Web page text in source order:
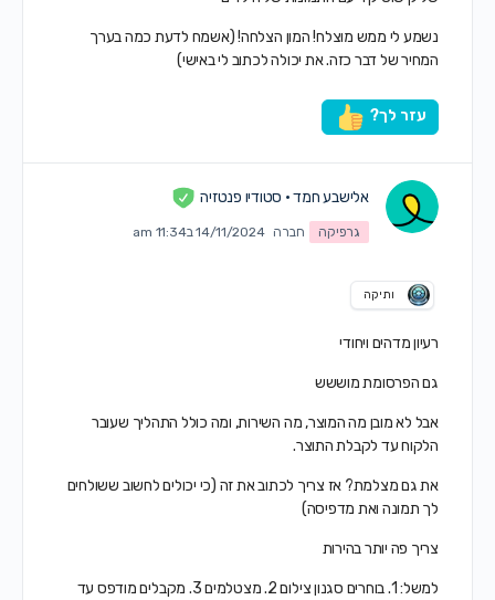
נשמע לי ממש מוצלח! המון הצלחה! (אשמח לדעת כמה בערך
המחיר של דבר כזה. את יכולה לכתוב לי באישי)
עזר לך?
אלישבע חמד • סטודיו פנטזיה
גרפיקה חברה 14/11/2024 ב11:34 am
ותיקה
רעיון מדהים ויחודי
גם הפרסומת מוששש
אבל לא מובן מה המוצר, מה השירות, ומה כולל התהליך שעובר
הלקוח עד לקבלת התוצר.
את גם מצלמת? אז צריך לכתוב את זה (כי יכולים לחשוב ששולחים
לך תמונה ואת מדפיסה)
צריך פה יותר בהירות
למשל: 1. בוחרים סגנון צילום 2. מצטלמים 3. מקבלים מודפס עד